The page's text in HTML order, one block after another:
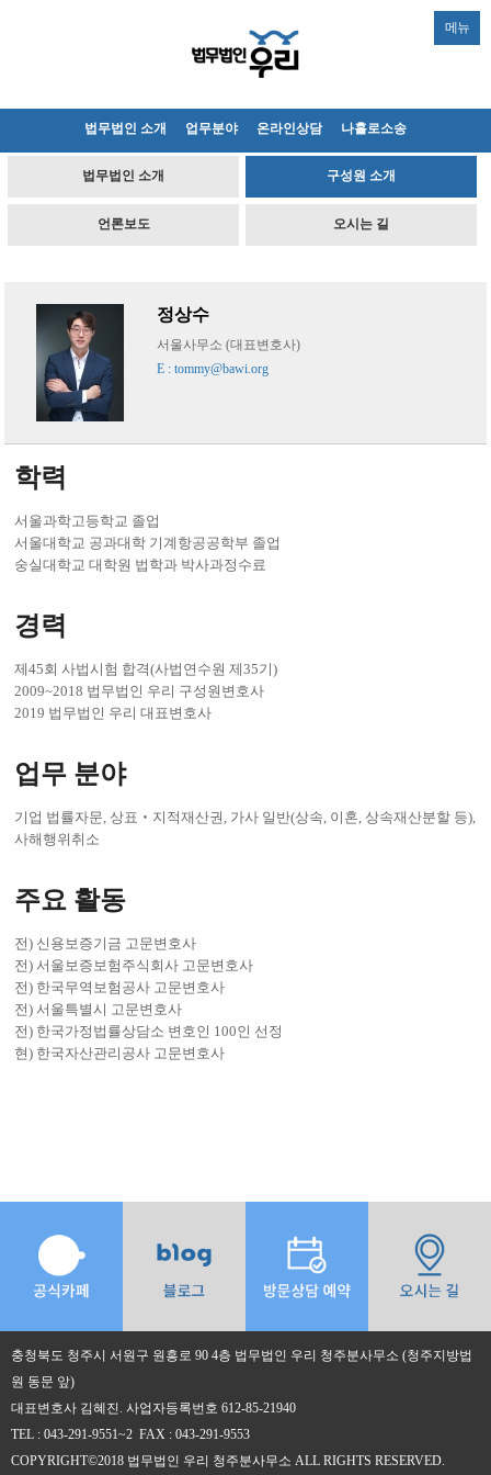
메뉴
법무법인 소개 업무분야 온라인상담 나홀로소송
법무법인 소개 구성원 소개
언론보도 오시는 길
정상수
서울사무소 (대표변호사)
E : tommy@bawi.org
학력
서울과학고등학교 졸업
서울대학교 공과대학 기계항공공학부 졸업
숭실대학교 대학원 법학과 박사과정수료
경력
제45회 사법시험 합격(사법연수원 제35기)
2009~2018 법무법인 우리 구성원변호사
2019 법무법인 우리 대표변호사
업무 분야
기업 법률자문, 상표‧지적재산권, 가사 일반(상속, 이혼, 상속재산분할 등),
사해행위취소
주요 활동
전) 신용보증기금 고문변호사
전) 서울보증보험주식회사 고문변호사
전) 한국무역보험공사 고문변호사
전) 서울특별시 고문변호사
전) 한국가정법률상담소 변호인 100인 선정
현) 한국자산관리공사 고문변호사
충청북도 청주시 서원구 원흥로 90 4층 법무법인 우리 청주분사무소 (청주지방법
원 동문 앞)
대표변호사 김혜진. 사업자등록번호 612-85-21940
TEL : 043-291-9551~2 FAX : 043-291-9553
COPYRIGHT©2018 법무법인 우리 청주분사무소 ALL RIGHTS RESERVED.